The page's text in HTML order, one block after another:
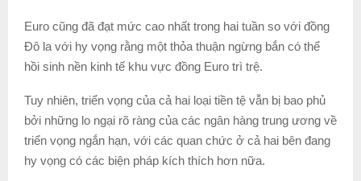
Euro cũng đã đạt mức cao nhất trong hai tuần so với đồng
Đô la với hy vọng rằng một thỏa thuận ngừng bắn có thể
hồi sinh nền kinh tế khu vực đồng Euro trì trệ.
Tuy nhiên, triển vọng của cả hai loại tiền tệ vẫn bị bao phủ
bởi những lo ngại rõ ràng của các ngân hàng trung ương về
triển vọng ngắn hạn, với các quan chức ở cả hai bên đang
hy vọng có các biện pháp kích thích hơn nữa.